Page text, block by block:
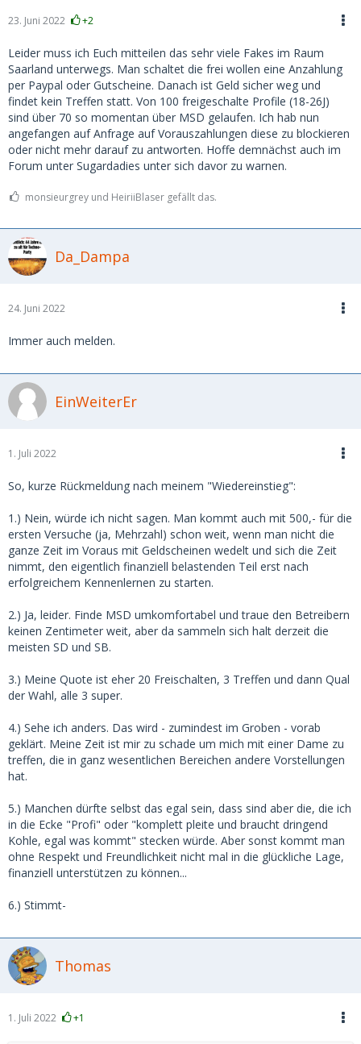
23. Juni 2022 +2
Leider muss ich Euch mitteilen das sehr viele Fakes im Raum
Saarland unterwegs. Man schaltet die frei wollen eine Anzahlung
per Paypal oder Gutscheine. Danach ist Geld sicher weg und
findet kein Treffen statt. Von 100 freigeschalte Profile (18-26J)
sind über 70 so momentan über MSD gelaufen. Ich hab nun
angefangen auf Anfrage auf Vorauszahlungen diese zu blockieren
oder nicht mehr darauf zu antworten. Hoffe demnächst auch im
Forum unter Sugardadies unter sich davor zu warnen.
monsieurgrey und HeiriiBlaser gefällt das.
Da_Dampa
24. Juni 2022
Immer auch melden.
EinWeiterEr
1. Juli 2022
So, kurze Rückmeldung nach meinem "Wiedereinstieg":
1.) Nein, würde ich nicht sagen. Man kommt auch mit 500,- für die
ersten Versuche (ja, Mehrzahl) schon weit, wenn man nicht die
ganze Zeit im Voraus mit Geldscheinen wedelt und sich die Zeit
nimmt, den eigentlich finanziell belastenden Teil erst nach
erfolgreichem Kennenlernen zu starten.
2.) Ja, leider. Finde MSD umkomfortabel und traue den Betreibern
keinen Zentimeter weit, aber da sammeln sich halt derzeit die
meisten SD und SB.
3.) Meine Quote ist eher 20 Freischalten, 3 Treffen und dann Qual
der Wahl, alle 3 super.
4.) Sehe ich anders. Das wird - zumindest im Groben - vorab
geklärt. Meine Zeit ist mir zu schade um mich mit einer Dame zu
treffen, die in ganz wesentlichen Bereichen andere Vorstellungen
hat.
5.) Manchen dürfte selbst das egal sein, dass sind aber die, die ich
in die Ecke "Profi" oder "komplett pleite und braucht dringend
Kohle, egal was kommt" stecken würde. Aber sonst kommt man
ohne Respekt und Freundlichkeit nicht mal in die glückliche Lage,
finanziell unterstützen zu können...
6.) Stimmt-
Thomas
1. Juli 2022 +1